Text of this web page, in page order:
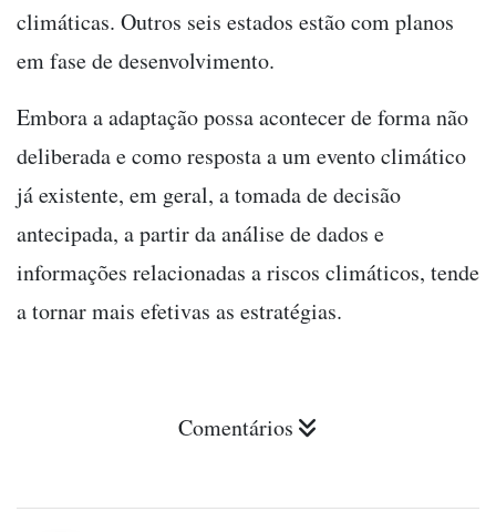
climáticas. Outros seis estados estão com planos
em fase de desenvolvimento.
Embora a adaptação possa acontecer de forma não
deliberada e como resposta a um evento climático
já existente, em geral, a tomada de decisão
antecipada, a partir da análise de dados e
informações relacionadas a riscos climáticos, tende
a tornar mais efetivas as estratégias.
Comentários